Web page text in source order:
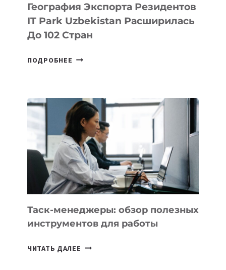
География Экспорта Резидентов
IT Park Uzbekistan Расширилась
До 102 Стран
ПОДРОБНЕЕ ГЕОГРАФИЯ
PARK
UZBEKISTAN
РАСШИРИЛАСЬ
ДО
102
СТРАН
Таск-менеджеры: обзор полезных
инструментов для работы
ЧИТАТЬ ДАЛЕЕ ТАСК-